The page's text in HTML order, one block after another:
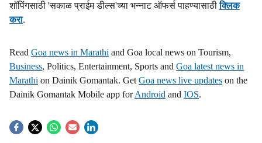
शॉपिंगसाठी 'सकाळ प्राईम डील्स'च्या भन्नाट ऑफर्स पाहण्यासाठीक्लिक
करा.
Read Goa news in Marathi and Goa local news on Tourism,
Business, Politics, Entertainment, Sports and Goa latest news in
Marathi on Dainik Gomantak. Get Goa news live updates on the
Dainik Gomantak Mobile app forAndroid and IOS.